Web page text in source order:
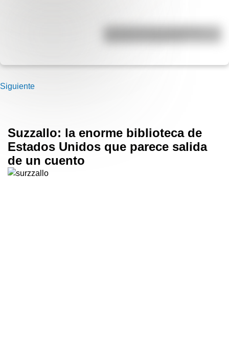
La historia de los inmigrantes
Siguiente
Suzzallo: la enorme biblioteca de
Estados Unidos que parece salida
de un cuento